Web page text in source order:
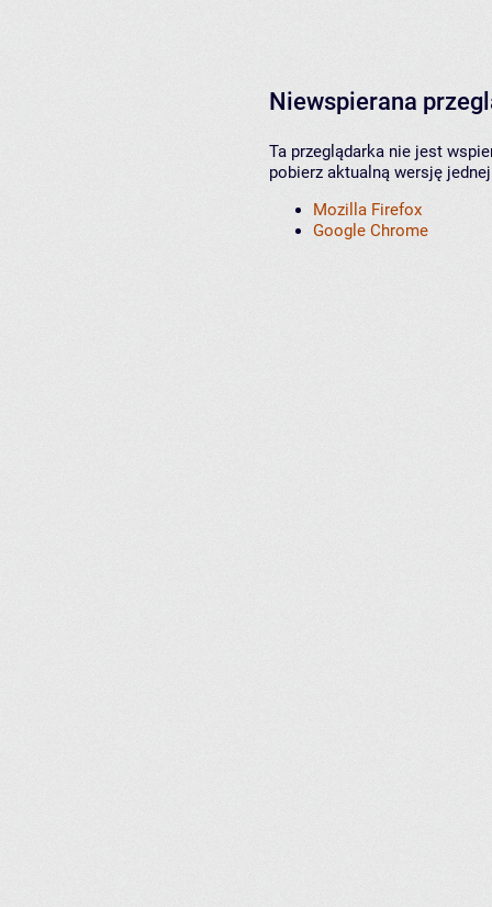
Niewspierana
Ta przeglądarka nie jest
pobierz aktualną wersję
Mozilla Firefox
Google Chrome